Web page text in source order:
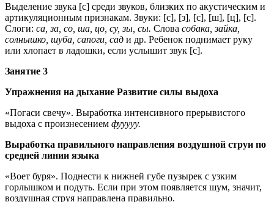
Выделение звука [с] среди звуков, близких по акустическим и
артикуляционным признакам. Звуки: [с], [з], [с], [ш], [ц], [с].
Слоги: са, за, со, ша, цо, су, зы, сы. Слова собака, зайка,
солнышко, шуба, сапоги, сад и др. Ребенок поднимает руку
или хлопает в ладошки, если услышит звук [с].
Занятие 3
Упражнения на дыхание Развитие силы выдоха
«Погаси свечу». Выработка интенсивного прерывистого
выдоха с произнесением фууууу.
Выработка правильного направления воздушной струи по
средней линии языка
«Воет буря». Поднести к нижней губе пузырек с узким
горлышком и подуть. Если при этом появляется шум, значит,
воздушная струя направлена правильно.